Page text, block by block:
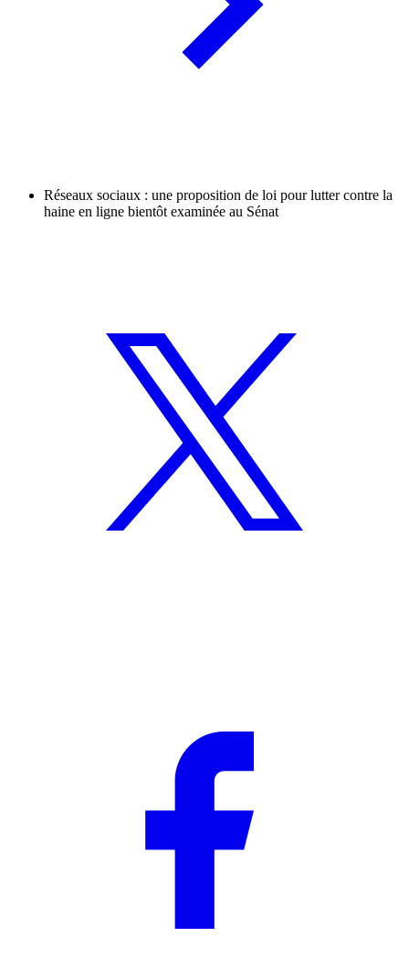
Réseaux sociaux : une proposition de loi pour lutter contre la
haine en ligne bientôt examinée au Sénat